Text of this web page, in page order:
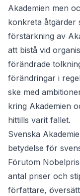
Akademien men
konkreta åtgärder
förstärkning av
att bistå vid
förändrade
förändringar i
ske med
kring Akademien
hittills varit fallet.
Svenska
betydelse för
Förutom
antal priser och
författare,